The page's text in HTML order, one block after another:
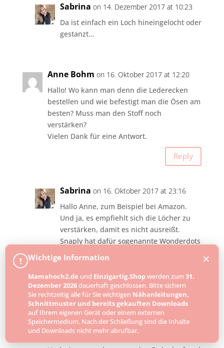
Sabrina on 14. Dezember 2017 at 10:23
Da ist einfach ein Loch hineingelocht oder
gestanzt…
Anne Bohm on 16. Oktober 2017 at 12:20
Hallo! Wo kann man denn die Lederecken
bestellen und wie befestigt man die Ösen am
besten? Muss man den Stoff noch
verstärken?
Vielen Dank für eine Antwort.
Reply
Sabrina on 16. Oktober 2017 at 23:16
Hallo Anne, zum Beispiel bei Amazon.
Und ja, es empfiehlt sich die Löcher zu
verstärken, damit es nicht ausreißt.
Snaply hat dafür sogenannte Wonderdots
Rima on 16. Mai 2017 at 20:56
Hallo,
ich verstehe das mit den zwei ermittelten
Werten nicht. Warum zwei? Im Beispiel sind
es 56 und 14. oder ist das einmal vorne und
! Wichtige Information
Mamahoch2.de und Einzigartig.Shopwerden zum 31.
Dezember 2026dauerhaft geschlossen. Bitte sichern
Sie rechtzeitig alle für Sie wichtigen Nähanleitungen,
Schnittmuster und bereits gekauften Downloads
auf Ihrem eigenen Gerät oder einem externen
Speichermedium. Nach der Schließung sind die Inhalte
und Downloads nicht mehr abrufbar.
×